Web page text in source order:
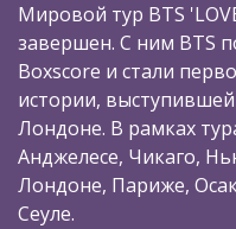
Мировой тур BTS 'LOVE
завершен. С ним BTS
Boxscore и стали
истории,
Лондоне. В рамках
Анджелесе, Чикаго,
Лондоне, Париже,
Сеуле.